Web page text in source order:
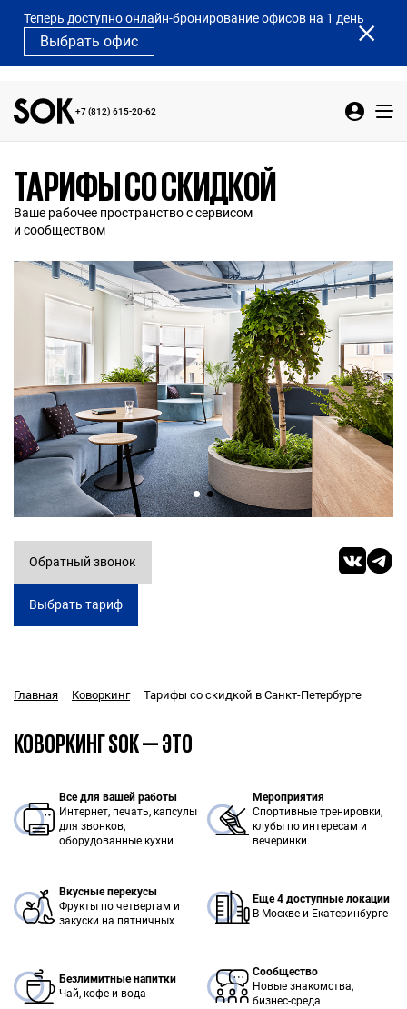
Теперь доступно онлайн-бронирование офисов на 1 день
Выбрать офис
+7 (812) 615-20-62
ТАРИФЫ СО СКИДКОЙ
Ваше рабочее пространство с сервисом
и сообществом
Обратный звонок
Выбрать тариф
Главная Коворкинг Тарифы со скидкой в Санкт-Петербурге
КОВОРКИНГ SOK — ЭТО
Все для вашей работы
Интернет, печать, капсулы
для звонков,
оборудованные кухни
Мероприятия
Спортивные тренировки,
клубы по интересам и
вечеринки
Вкусные перекусы
Фрукты по четвергам и
закуски на пятничных
Еще 4 доступные локации
В Москве и Екатеринбурге
Безлимитные напитки
Чай, кофе и вода
Сообщество
Новые знакомства,
бизнес-среда